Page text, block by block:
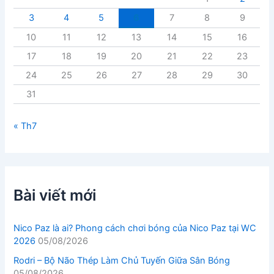
3
4 5 7 8
9
10
11 12 13 14 15
16
17
18 19 20 21 22
23
24
25 26 27 28 29
30
31
« Th7
Bài viết mới
Nico Paz là ai? Phong cách chơi bóng của Nico Paz tại WC
2026 05/08/2026
Rodri – Bộ Não Thép Làm Chủ Tuyến Giữa Sân Bóng